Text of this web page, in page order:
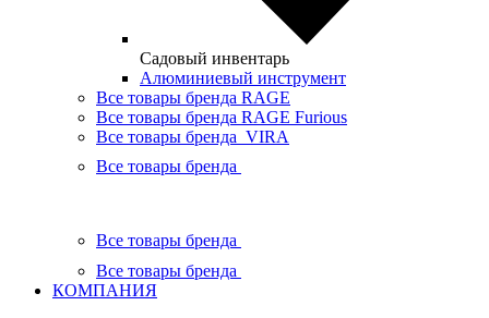
Садовый инвентарь
Алюминиевый инструмент
Все товары бренда RAGE
Все товары бренда RAGE Furious
Все товары бренда VIRA
Все товары бренда
Все товары бренда
Все товары бренда
КОМПАНИЯ